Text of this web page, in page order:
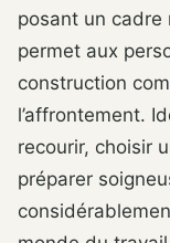
posant un
permet aux
construction
l’affrontement.
recourir, choisir
préparer